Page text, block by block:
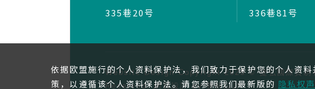
335巷20号
336巷81号
Website DesignCopyright 2026 © 捷弘國際貿易
Reserved. 網頁設計by覺醒設計
依据欧盟施行的个人资料保护法，我们致力于保护您的个人资
策，以遵循该个人资料保护法。请您参照我们最新版的 隐私权